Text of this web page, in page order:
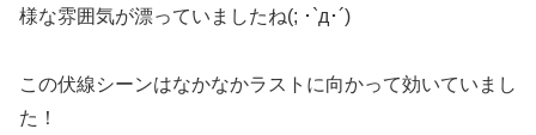
様な雰囲気が漂っていましたね(; ･`д･´)
この伏線シーンはなかなかラストに向かって効いていまし
た！